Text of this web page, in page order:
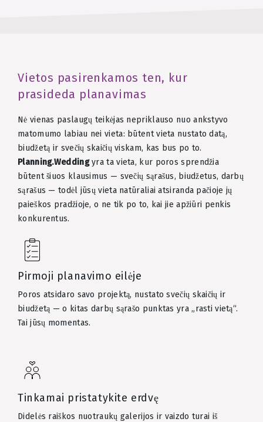
Vietos pasirenkamos ten, kur
prasideda planavimas
Nė vienas paslaugų teikėjas nepriklauso nuo ankstyvo
matomumo labiau nei vieta: būtent vieta nustato datą,
biudžetą ir svečių skaičių viskam, kas bus po to.
Planning.Weddingyra ta vieta, kur poros sprendžia
būtent šiuos klausimus — svečių sąrašus, biudžetus, darbų
sąrašus — todėl jūsų vieta natūraliai atsiranda pačioje jų
paieškos pradžioje, o ne tik po to, kai jie apžiūri penkis
konkurentus.
Pirmoji planavimo eilėje
Poros atsidaro savo projektą, nustato svečių skaičių ir
biudžetą — o kitas darbų sąrašo punktas yra „rasti vietą“.
Tai jūsų momentas.
Tinkamai pristatykite erdvę
Didelės raiškos nuotraukų galerijos ir vaizdo turai iš